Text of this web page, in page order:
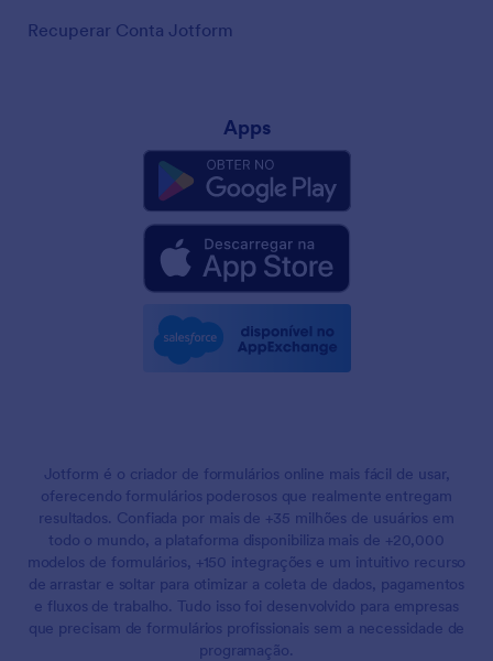
Recuperar Conta Jotform
Apps
Jotform é o criador de formulários online mais fácil de usar,
oferecendo formulários poderosos que realmente entregam
resultados. Confiada por mais de +35 milhões de usuários em
todo o mundo, a plataforma disponibiliza mais de +20,000
modelos de formulários, +150 integrações e um intuitivo recurso
de arrastar e soltar para otimizar a coleta de dados, pagamentos
e fluxos de trabalho. Tudo isso foi desenvolvido para empresas
que precisam de formulários profissionais sem a necessidade de
programação.